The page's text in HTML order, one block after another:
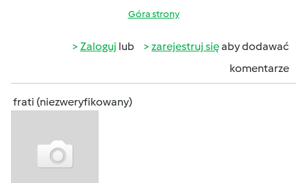
Góra strony
Zaloguj lub zarejestruj sięaby dodawać
komentarze
frati (niezweryfikowany)